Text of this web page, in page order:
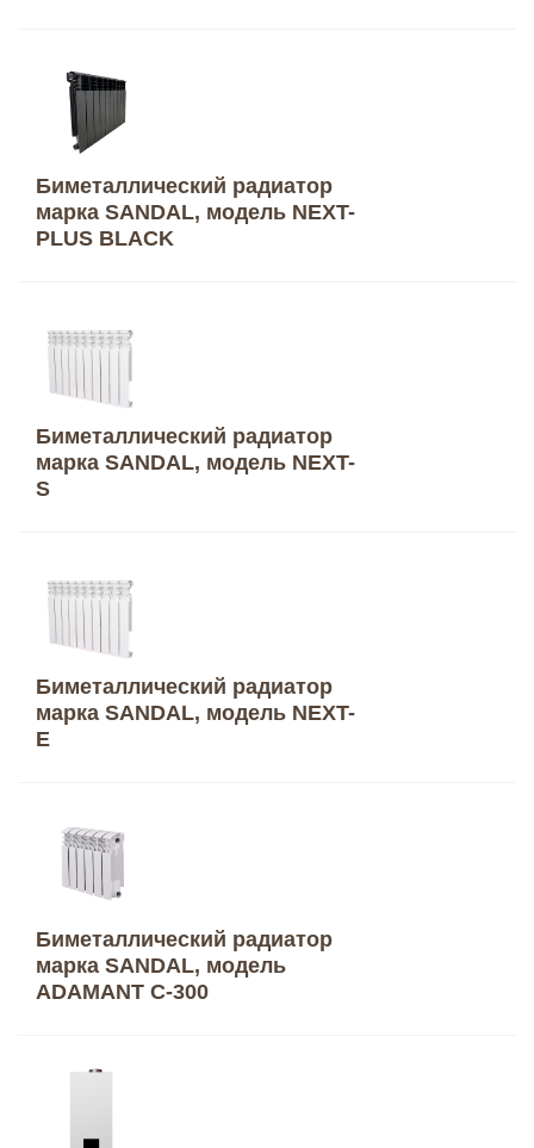
Биметаллический радиатор
марка SANDAL, модель NEXT-
PLUS BLACK
Биметаллический радиатор
марка SANDAL, модель NEXT-
S
Биметаллический радиатор
марка SANDAL, модель NEXT-
E
Биметаллический радиатор
марка SANDAL, модель
ADAMANT C-300